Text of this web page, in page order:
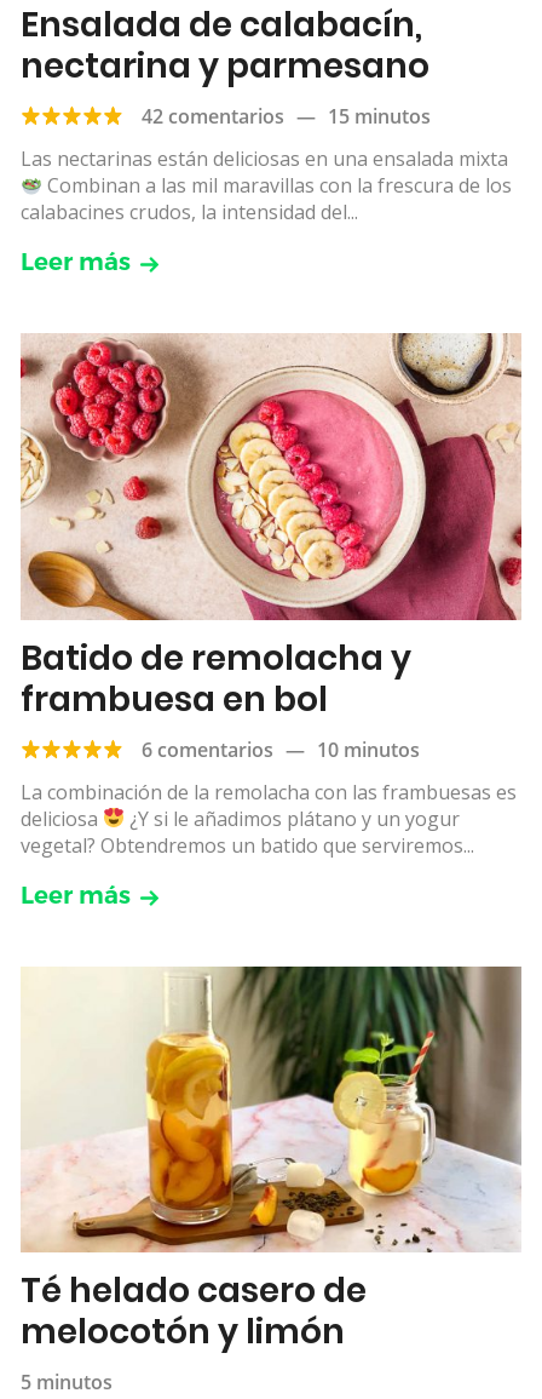
Ensalada de calabacín,
nectarina y parmesano
42 comentarios — 15 minutos
Las nectarinas están deliciosas en una ensalada mixta
Combinan a las mil maravillas con la frescura de los
calabacines crudos, la intensidad del...
Leer más
Batido de remolacha y
frambuesa en bol
6 comentarios — 10 minutos
La combinación de la remolacha con las frambuesas es
deliciosa
¿Y si le añadimos plátano y un yogur
vegetal? Obtendremos un batido que serviremos...
Leer más
Té helado casero de
melocotón y limón
5 minutos